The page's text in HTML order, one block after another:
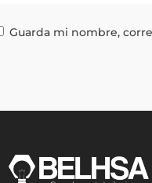
Guarda mi nombre,